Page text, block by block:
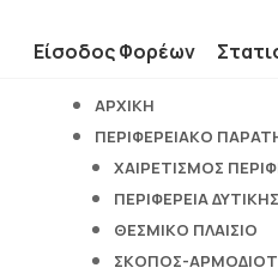
Είσοδος Φορέων
ΑΡΧΙΚΉ
ΠΕΡΙΦΕΡΕΙΑΚΌ
ΧΑΙΡΕΤΙΣΜΌΣ
ΠΕΡΙΦΈΡΕΙΑ
ΘΕΣΜΙΚΌ ΠΛΑΊΣΙΟ
ΣΚΟΠΌΣ-